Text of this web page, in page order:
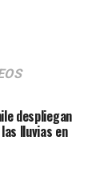
despliegan
lluvias en